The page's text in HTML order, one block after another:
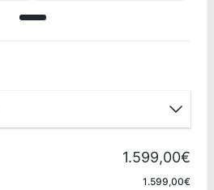
1.599,00€
1.599,00€